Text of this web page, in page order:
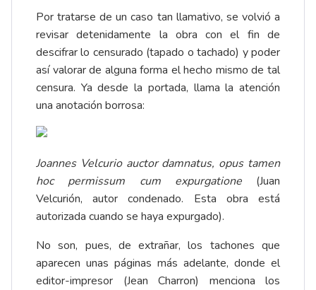
Por tratarse de un caso tan llamativo, se volvió a
revisar detenidamente la obra con el fin de
descifrar lo censurado (tapado o tachado) y poder
así valorar de alguna forma el hecho mismo de tal
censura. Ya desde la portada, llama la atención
una anotación borrosa:
Joannes Velcurio auctor damnatus, opus tamen
hoc permissum cum expurgatione(Juan
Velcurión, autor condenado. Esta obra está
autorizada cuando se haya expurgado).
No son, pues, de extrañar, los tachones que
aparecen unas páginas más adelante, donde el
editor-impresor (Jean Charron) menciona los